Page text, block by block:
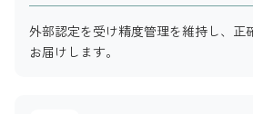
外部認定を受け精度管理を維持し、正
お届けします。